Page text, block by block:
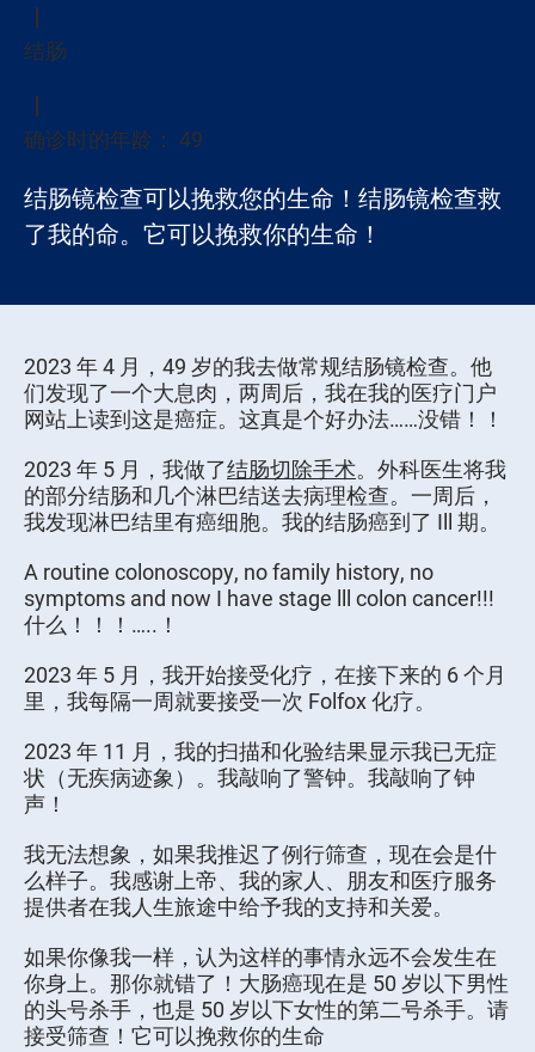
结肠
确诊时的年龄： 49
结肠镜检查可以挽救您的生命！结肠镜检查救
了我的命。它可以挽救你的生命！
2023 年 4 月，49 岁的我去做常规结肠镜检查。他
们发现了一个大息肉，两周后，我在我的医疗门户
网站上读到这是癌症。这真是个好办法……没错！！
2023 年 5 月，我做了结肠切除手术。外科医生将我
的部分结肠和几个淋巴结送去病理检查。一周后，
我发现淋巴结里有癌细胞。我的结肠癌到了 Ill 期。
A routine colonoscopy, no family history, no
symptoms and now I have stage lll colon cancer!!!
什么！！！…..！
2023 年 5 月，我开始接受化疗，在接下来的 6 个月
里，我每隔一周就要接受一次 Folfox 化疗。
2023 年 11 月，我的扫描和化验结果显示我已无症
状（无疾病迹象）。我敲响了警钟。我敲响了钟
声！
我无法想象，如果我推迟了例行筛查，现在会是什
么样子。我感谢上帝、我的家人、朋友和医疗服务
提供者在我人生旅途中给予我的支持和关爱。
如果你像我一样，认为这样的事情永远不会发生在
你身上。那你就错了！大肠癌现在是 50 岁以下男性
的头号杀手，也是 50 岁以下女性的第二号杀手。请
接受筛查！它可以挽救你的生命